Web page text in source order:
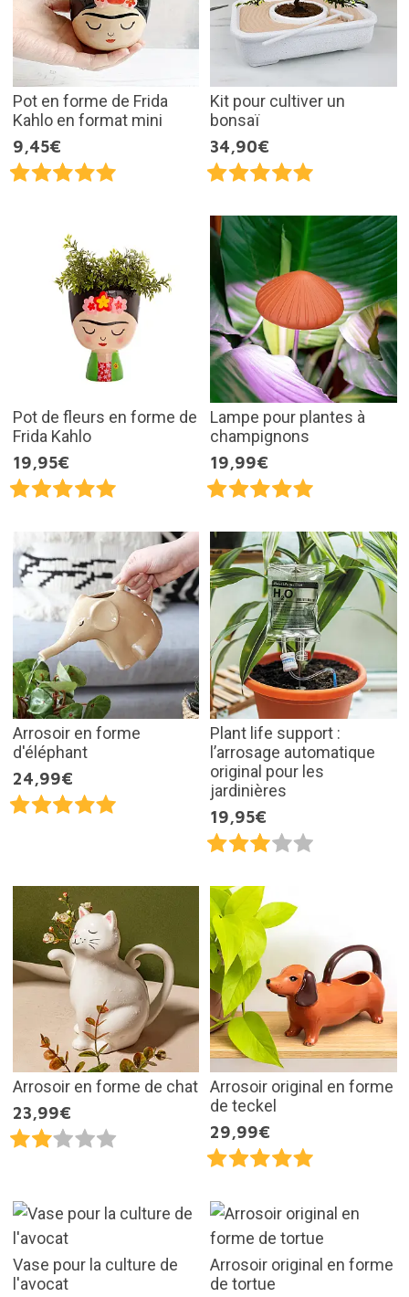
Pot en forme de Frida
Kahlo en format mini
9,45€
Kit pour cultiver un
bonsaï
34,90€
Pot de fleurs en forme de
Frida Kahlo
19,95€
Lampe pour plantes à
champignons
19,99€
Arrosoir en forme
d'éléphant
24,99€
Plant life support :
l’arrosage automatique
original pour les
jardinières
19,95€
Arrosoir en forme de chat
23,99€
Arrosoir original en forme
de teckel
29,99€
Vase pour la culture de
l'avocat
Arrosoir original en forme
de tortue